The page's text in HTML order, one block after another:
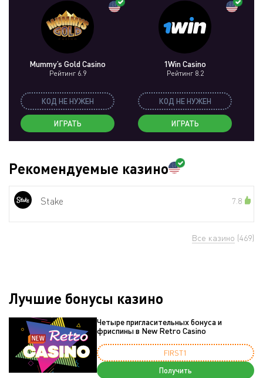
Mummy’s Gold Casino
Рейтинг 6.9
КОД НЕ НУЖЕН
ИГРАТЬ
1Win Casino
Рейтинг 8.2
КОД НЕ НУЖЕН
ИГРАТЬ
Рекомендуемые казино
Stake 7.8
Все казино (469)
Лучшие бонусы казино
Четыре пригласительных бонуса и
фриспины в New Retro Casino
FIRST1
Получить